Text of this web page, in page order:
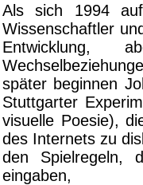
Als sich 1994
Wissenschaftler
Entwicklung,
später beginnen
Stuttgarter
visuelle Poesie),
des Internets zu
den Spielregeln,
eingaben,